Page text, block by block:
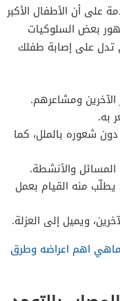
على أن الأطفال الأكبر
بعض السلوكيات
تدل على إصابة طفلك
ومشاعرهم.
به.
دون شعوره بالملل، كما
والأنشطة.
منه القيام بعمل
ويميل إلى العزلة.
اهم اعراضه وطرق